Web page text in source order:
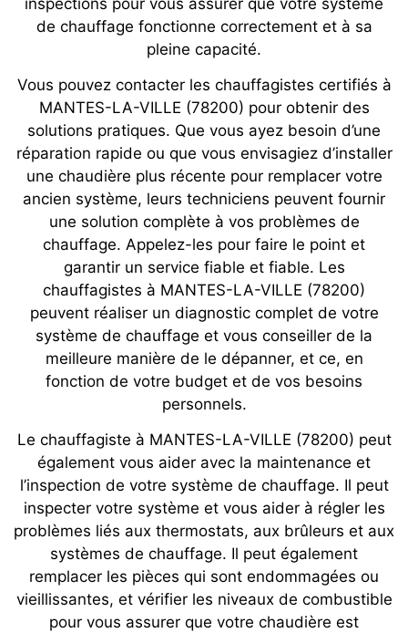
inspections pour vous assurer que votre système
de chauffage fonctionne correctement et à sa
pleine capacité.
Vous pouvez contacter les chauffagistes certifiés à
MANTES-LA-VILLE (78200) pour obtenir des
solutions pratiques. Que vous ayez besoin d’une
réparation rapide ou que vous envisagiez d’installer
une chaudière plus récente pour remplacer votre
ancien système, leurs techniciens peuvent fournir
une solution complète à vos problèmes de
chauffage. Appelez-les pour faire le point et
garantir un service fiable et fiable. Les
chauffagistes à MANTES-LA-VILLE (78200)
peuvent réaliser un diagnostic complet de votre
système de chauffage et vous conseiller de la
meilleure manière de le dépanner, et ce, en
fonction de votre budget et de vos besoins
personnels.
Le chauffagiste à MANTES-LA-VILLE (78200) peut
également vous aider avec la maintenance et
l’inspection de votre système de chauffage. Il peut
inspecter votre système et vous aider à régler les
problèmes liés aux thermostats, aux brûleurs et aux
systèmes de chauffage. Il peut également
remplacer les pièces qui sont endommagées ou
vieillissantes, et vérifier les niveaux de combustible
pour vous assurer que votre chaudière est